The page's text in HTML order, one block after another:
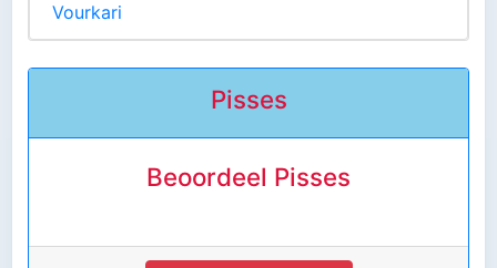
Vourkari
Pisses
Beoordeel Pisses